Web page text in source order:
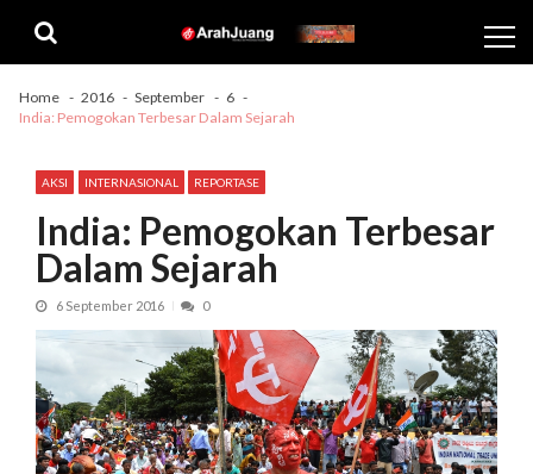
navigation
content
Home 2016 September
6
India: Pemogokan Terbesar Dalam Sejarah
AKSI INTERNASIONAL REPORTASE
India: Pemogokan Terbesar
Dalam Sejarah
6 September 2016 0